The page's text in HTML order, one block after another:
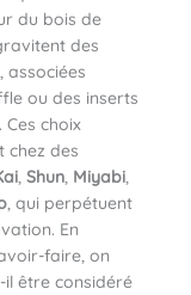
du bois de
des
associées
ou des inserts
choix
chez des
, Shun, Miyabi,
, qui perpétuent
En
faire, on
il être considéré